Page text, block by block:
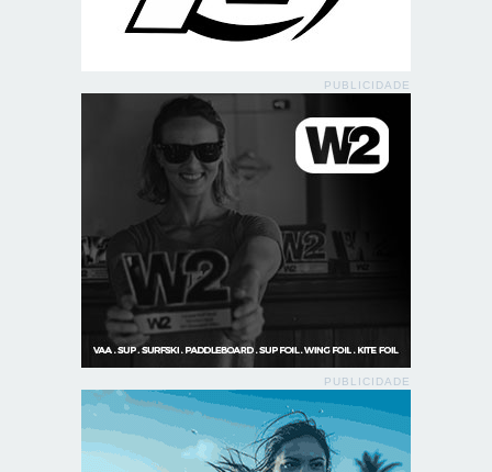
PUBLICIDADE
PUBLICIDADE